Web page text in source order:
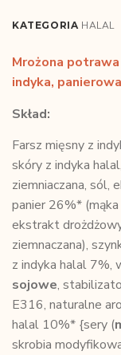
KATEGORIA HALAL
Mrożona
indyka,
Skład:
Farsz mięsny z
skóry z indyka
ziemniaczana, sól,
panier 26%* (mąka
ekstrakt
ziemnaczana),
z indyka halal 7%,
sojowe,
E316, naturalne
halal 10%* {sery (
skrobia